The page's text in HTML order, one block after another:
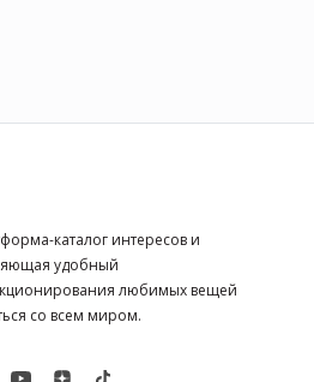
каталог интересов и
удобный
любимых вещей
со всем миром.